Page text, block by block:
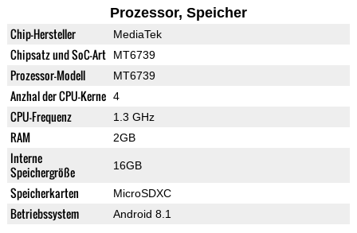
Prozessor, Speicher
Chip-Hersteller MediaTek
Chipsatz und SoC-Art MT6739
Prozessor-Modell MT6739
Anzhal der CPU-Kerne 4
CPU-Frequenz 1.3 GHz
RAM 2GB
Interne
Speichergröße
16GB
Speicherkarten MicroSDXC
Betriebssystem Android 8.1